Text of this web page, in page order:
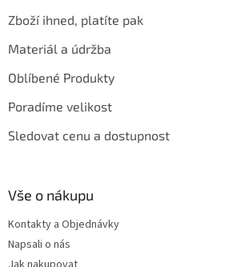
Zboží ihned, platíte pak
Materiál a údržba
Oblíbené Produkty
Poradíme velikost
Sledovat cenu a dostupnost
Vše o nákupu
Kontakty a Objednávky
Napsali o nás